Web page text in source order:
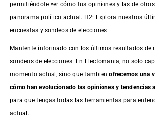
permitiéndote ver cómo tus opiniones y las de otros
panorama político actual. H2: Explora nuestros
encuestas y sondeos de elecciones
Mantente informado con los últimos resultados de
sondeos de elecciones. En Electomania, no solo
momento actual, sino que tambiénofrecemos una
cómo han evolucionado las opiniones y tendencias
para que tengas todas las herramientas para
actual.